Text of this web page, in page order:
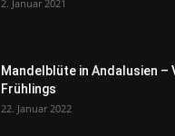
2. Januar 2021
Mandelblüte in Andalusien –
Frühlings
22. Januar 2022